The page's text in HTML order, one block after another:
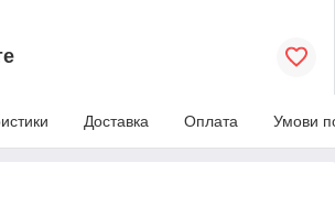
Доставка Оплата Умови